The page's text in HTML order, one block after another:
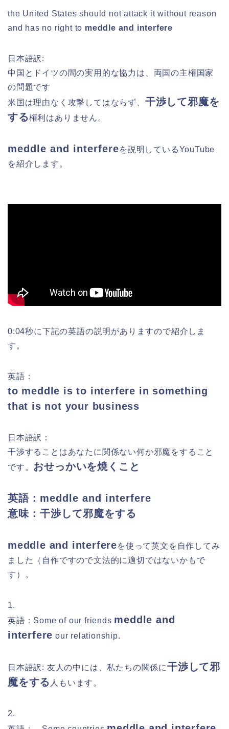
the United States should not attack it without reason
and has no right to meddle and interfere
日本語訳:
中国とドイツの間の実用的な協力は、両国の主権国家
の問題です
米国は理由なく攻撃してはならず、 干渉して邪魔を
する権利はありません。
meddle and interfereを説明しているYouTube
を紹介します。
0:04秒に下記の英語の説明がありますので紹介しま
す。
英語：
to meddle is to interfere in something
that is not your business
日本語訳：
干渉することはあなたに関係ない何か邪魔をすること
です。 おせっかいを焼くこと
英語：meddle and interfere
意味：干渉して邪魔をする
meddle and interfereを使って英文を自作してみ
ました（自作ですので文法的に適切ではないかもで
す）。
1.
英語：Some of our friends meddle and
interfere our relationship.
日本語訳: 友人の中には、私たちの関係に干渉して邪
魔をする 人もいます。
2.